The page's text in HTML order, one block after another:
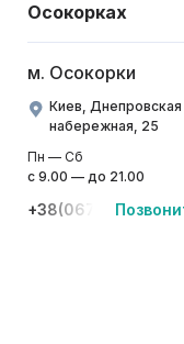
Осокорках
м. Осокорки
Киев, Днепровская
набережная, 25
Пн — Сб
с 9.00 — до 21.00
+38(067)-441-22-